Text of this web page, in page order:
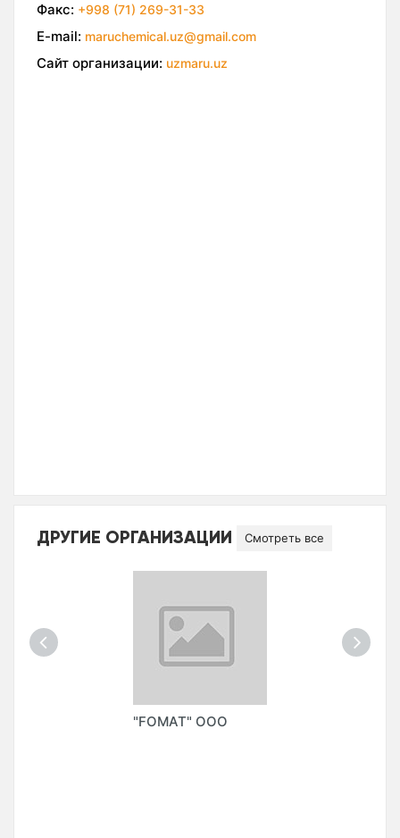
Факс: +998 (71) 269-31-33
E-mail: maruchemical.uz@gmail.com
Сайт организации: uzmaru.uz
ДРУГИЕ ОРГАНИЗАЦИИ Смотреть все
"FOMAT" ООО